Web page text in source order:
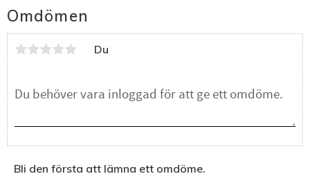
Omdömen
Du
Bli den första att lämna ett omdöme.